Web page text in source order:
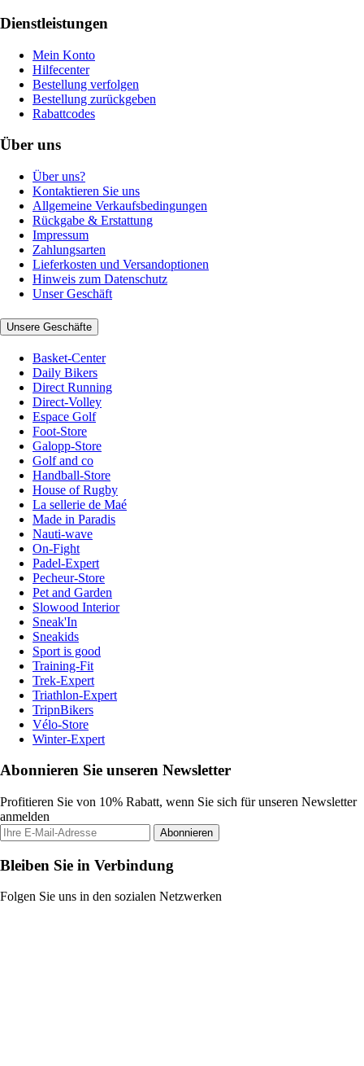
Dienstleistungen
Mein Konto
Hilfecenter
Bestellung verfolgen
Bestellung zurückgeben
Rabattcodes
Über uns
Über uns?
Kontaktieren Sie uns
Allgemeine Verkaufsbedingungen
Rückgabe & Erstattung
Impressum
Zahlungsarten
Lieferkosten und Versandoptionen
Hinweis zum Datenschutz
Unser Geschäft
Unsere Geschäfte
Basket-Center
Daily Bikers
Direct Running
Direct-Volley
Espace Golf
Foot-Store
Galopp-Store
Golf and co
Handball-Store
House of Rugby
La sellerie de Maé
Made in Paradis
Nauti-wave
On-Fight
Padel-Expert
Pecheur-Store
Pet and Garden
Slowood Interior
Sneak'In
Sneakids
Sport is good
Training-Fit
Trek-Expert
Triathlon-Expert
TripnBikers
Vélo-Store
Winter-Expert
Abonnieren Sie unseren Newsletter
Profitieren Sie von 10% Rabatt, wenn Sie sich für unseren Newsletter
anmelden
Abonnieren
Bleiben Sie in Verbindung
Folgen Sie uns in den sozialen Netzwerken